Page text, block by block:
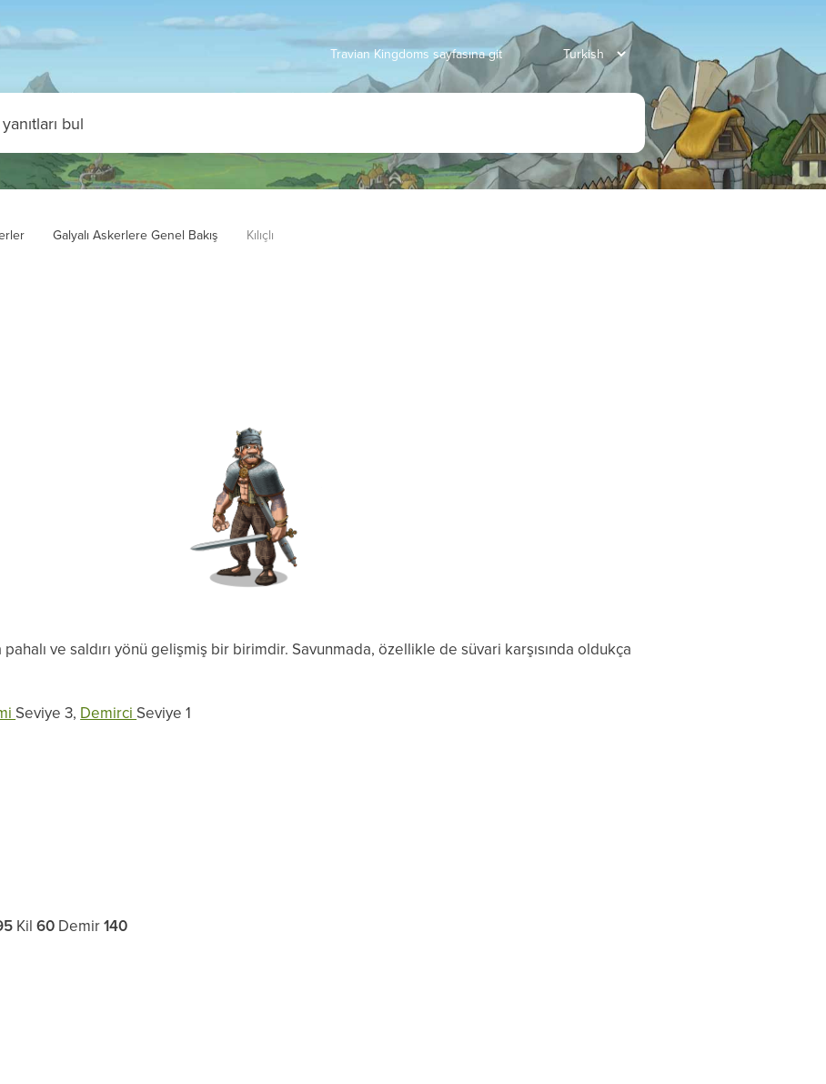
Travian Kingdoms sayfasına git
Galyalı Askerlere Genel Bakış Kılıçlı
pahalı ve saldırı yönü gelişmiş bir birimdir. Savunmada, özellikle de süvari karşısında oldukça
Seviye 3, Demirci Seviye 1
Kil60 Demir140